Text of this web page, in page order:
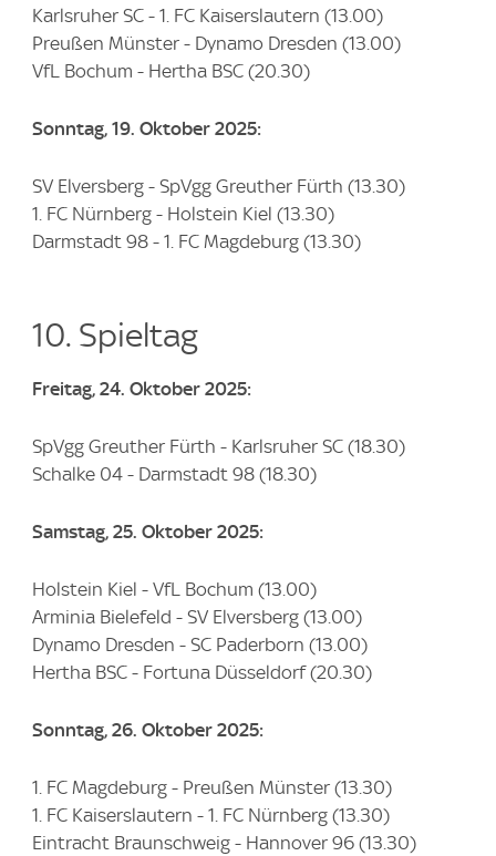
Karlsruher SC - 1. FC Kaiserslautern (13.00)
Preußen Münster - Dynamo Dresden (13.00)
VfL Bochum - Hertha BSC (20.30)
Sonntag, 19. Oktober 2025:
SV Elversberg - SpVgg Greuther Fürth (13.30)
1. FC Nürnberg - Holstein Kiel (13.30)
Darmstadt 98 - 1. FC Magdeburg (13.30)
10. Spieltag
Freitag, 24. Oktober 2025:
SpVgg Greuther Fürth - Karlsruher SC (18.30)
Schalke 04 - Darmstadt 98 (18.30)
Samstag, 25. Oktober 2025:
Holstein Kiel - VfL Bochum (13.00)
Arminia Bielefeld - SV Elversberg (13.00)
Dynamo Dresden - SC Paderborn (13.00)
Hertha BSC - Fortuna Düsseldorf (20.30)
Sonntag, 26. Oktober 2025:
1. FC Magdeburg - Preußen Münster (13.30)
1. FC Kaiserslautern - 1. FC Nürnberg (13.30)
Eintracht Braunschweig - Hannover 96 (13.30)